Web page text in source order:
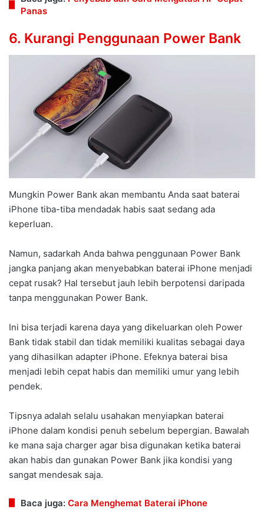
Panas
6. Kurangi Penggunaan Power Bank
Mungkin Power Bank akan membantu Anda saat baterai
iPhone tiba-tiba mendadak habis saat sedang ada
keperluan.
Namun, sadarkah Anda bahwa penggunaan Power Bank
jangka panjang akan menyebabkan baterai iPhone menjadi
cepat rusak? Hal tersebut jauh lebih berpotensi daripada
tanpa menggunakan Power Bank.
Ini bisa terjadi karena daya yang dikeluarkan oleh Power
Bank tidak stabil dan tidak memiliki kualitas sebagai daya
yang dihasilkan adapter iPhone. Efeknya baterai bisa
menjadi lebih cepat habis dan memiliki umur yang lebih
pendek.
Tipsnya adalah selalu usahakan menyiapkan baterai
iPhone dalam kondisi penuh sebelum bepergian. Bawalah
ke mana saja charger agar bisa digunakan ketika baterai
akan habis dan gunakan Power Bank jika kondisi yang
sangat mendesak saja.
Baca juga: Cara Menghemat Baterai iPhone